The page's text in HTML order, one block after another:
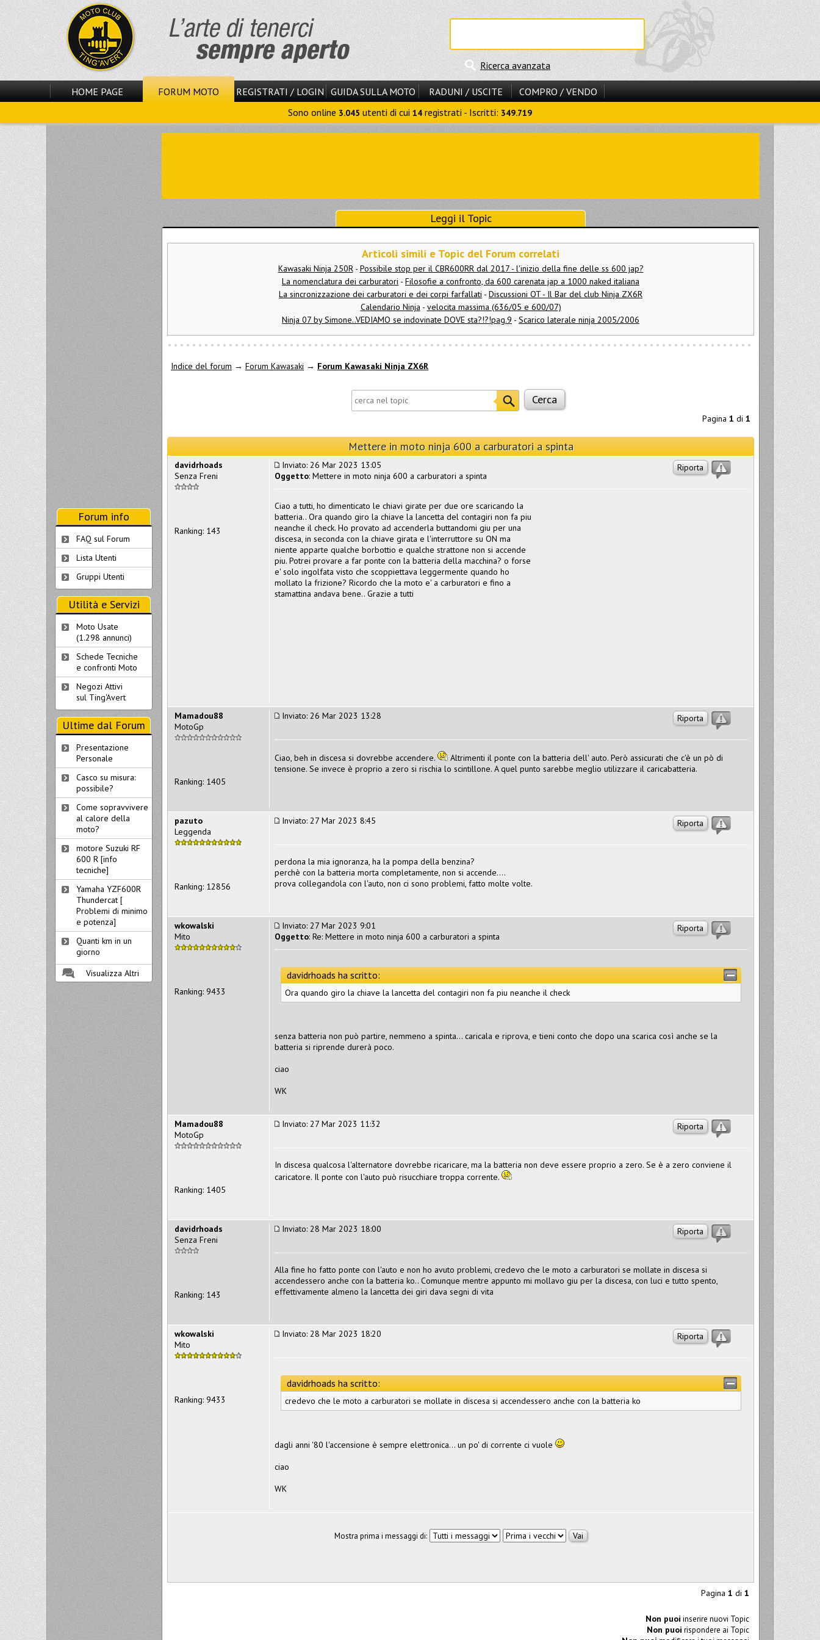
Ricerca avanzata
HOME PAGE FORUM MOTO REGISTRATI / LOGIN GUIDA SULLA MOTO RADUNI / USCITE
COMPRO / VENDO
Sono online 3.045 utenti di cui 14 registrati - Iscritti: 349.719
Leggi il Topic
Articoli simili e Topic del Forum correlati
Kawasaki Ninja 250R- Possibile stop per il CBR600RR dal 2017 - l'inizio della fine delle ss 600 jap?
La nomenclatura dei carburatori - Filosofie a confronto, da 600 carenata jap a 1000 naked italiana
La sincronizzazione dei carburatori e dei corpi farfallati - Discussioni OT - Il Bar del club Ninja ZX6R
Calendario Ninja - velocita massima (636/05 e 600/07)
Ninja 07 by Simone..VEDIAMO se indovinate DOVE sta?!?!pag.9 - Scarico laterale ninja 2005/2006
Indice del forum → Forum Kawasaki → Forum Kawasaki Ninja ZX6R
Pagina 1 di 1
Mettere in moto ninja 600 a carburatori a spinta
Riporta
Inviato: 26 Mar 2023 13:05
Oggetto: Mettere in moto ninja 600 a carburatori a spinta
Ciao a tutti, ho dimenticato le chiavi girate per due ore scaricando la
batteria.. Ora quando giro la chiave la lancetta del contagiri non fa piu
neanche il check. Ho provato ad accenderla buttandomi giu per una
discesa, in seconda con la chiave girata e l'interruttore su ON ma
niente apparte qualche borbottio e qualche strattone non si accende
piu. Potrei provare a far ponte con la batteria della macchina? o forse
e' solo ingolfata visto che scoppiettava leggermente quando ho
mollato la frizione? Ricordo che la moto e' a carburatori e fino a
stamattina andava bene.. Grazie a tutti
davidrhoads
Senza Freni
Ranking: 143
Riporta
Inviato: 26 Mar 2023 13:28
Ciao, beh in discesa si dovrebbe accendere.
Altrimenti il ponte con la batteria dell' auto. Però assicurati che c'è un pò di
tensione. Se invece è proprio a zero si rischia lo scintillone. A quel punto sarebbe meglio utilizzare il caricabatteria.
Mamadou88
MotoGp
Ranking: 1405
Riporta
Inviato: 27 Mar 2023 8:45
perdona la mia ignoranza, ha la pompa della benzina?
perchè con la batteria morta completamente, non si accende....
prova collegandola con l'auto, non ci sono problemi, fatto molte volte.
pazuto
Leggenda
Ranking: 12856
Riporta
Inviato: 27 Mar 2023 9:01
Oggetto: Re: Mettere in moto ninja 600 a carburatori a spinta
davidrhoads ha scritto:
Ora quando giro la chiave la lancetta del contagiri non fa piu neanche il check
senza batteria non può partire, nemmeno a spinta... caricala e riprova, e tieni conto che dopo una scarica così anche se la
batteria si riprende durerà poco.
ciao
WK
wkowalski
Mito
Ranking: 9433
Riporta
Inviato: 27 Mar 2023 11:32
In discesa qualcosa l'alternatore dovrebbe ricaricare, ma la batteria non deve essere proprio a zero. Se è a zero conviene il
caricatore. Il ponte con l'auto può risucchiare troppa corrente.
Mamadou88
MotoGp
Ranking: 1405
Riporta
Inviato: 28 Mar 2023 18:00
Alla fine ho fatto ponte con l'auto e non ho avuto problemi, credevo che le moto a carburatori se mollate in discesa si
accendessero anche con la batteria ko.. Comunque mentre appunto mi mollavo giu per la discesa, con luci e tutto spento,
effettivamente almeno la lancetta dei giri dava segni di vita
davidrhoads
Senza Freni
Ranking: 143
Riporta
Inviato: 28 Mar 2023 18:20
davidrhoads ha scritto:
credevo che le moto a carburatori se mollate in discesa si accendessero anche con la batteria ko
dagli anni '80 l'accensione è sempre elettronica... un po' di corrente ci vuole
ciao
WK
wkowalski
Mito
Ranking: 9433
Mostra prima i messaggi di:
Pagina 1 di 1
Non puoi inserire nuovi Topic
Non puoi rispondere ai Topic
Forum info
FAQ sul Forum
Lista Utenti
Gruppi Utenti
Utilità e Servizi
Moto Usate
(1.298 annunci)
Schede Tecniche
e confronti Moto
Negozi Attivi
sul Ting'Avert
Ultime dal Forum
Presentazione
Personale
Casco su misura:
possibile?
Come sopravvivere
al calore della
moto?
motore Suzuki RF
600 R [info
tecniche]
Yamaha YZF600R
Thundercat [
Problemi di minimo
e potenza]
Quanti km in un
giorno
Visualizza Altri